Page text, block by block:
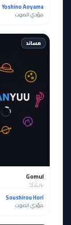
Yoshino Aoyama
مؤدي الصوت
مساند
Gomul
ゴムル
Soushirou Hori
مؤدي الصوت